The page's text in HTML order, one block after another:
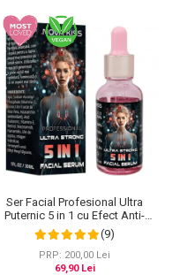
Ser Facial Profesional Ultra
Puternic 5 in 1 cu Efect Anti-
Imbatranire NOVA KISS®, 30 ml
(9)
PRP: 200,00 Lei
69,90 Lei